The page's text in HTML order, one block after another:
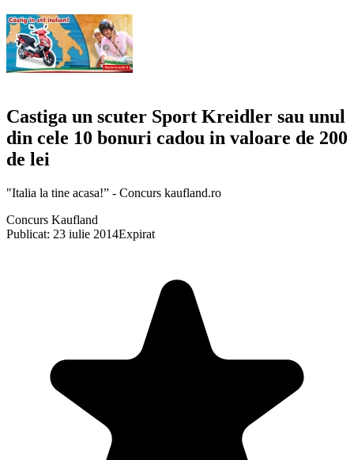
Castiga un scuter Sport Kreidler sau unul
din cele 10 bonuri cadou in valoare de 200
de lei
"Italia la tine acasa!” - Concurs kaufland.ro
Concurs Kaufland
Publicat: 23 iulie 2014Expirat